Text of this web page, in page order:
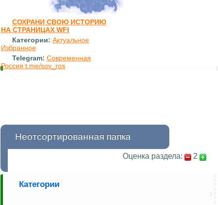
СОХРАНИ СВОЮ ИСТОРИЮ
НА СТРАНИЦАХ WFI
Категории: Актуальное
Избранное
Telegram: Современная
Россия t.me/sov_ros
Неотсортированная папка
Оценка раздела: 2
Категории